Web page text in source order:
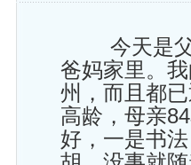
今天是父
爸妈家里。
州，而且都
高龄，母亲
好，一是书